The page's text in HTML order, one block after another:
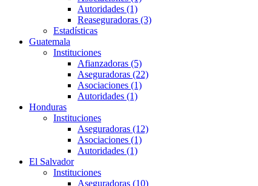
Autoridades (1)
Reaseguradoras (3)
Estadísticas
Guatemala
Instituciones
Afianzadoras (5)
Aseguradoras (22)
Asociaciones (1)
Autoridades (1)
Honduras
Instituciones
Aseguradoras (12)
Asociaciones (1)
Autoridades (1)
El Salvador
Instituciones
Aseguradoras (10)